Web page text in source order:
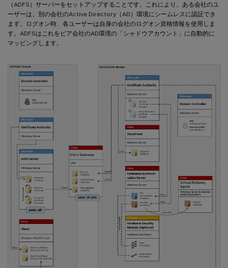
（ADFS）サーバーをセットアップすることです。これにより、ある会社のユ
ーザーは、別の会社のActive Directory（AD）環境にシームレスに認証でき
ます。ログオン時、各ユーザーは自身の会社のログオン資格情報を使用しま
す。ADFSはこれをピア会社のAD環境の「シャドウアカウント」に自動的に
マッピングします。